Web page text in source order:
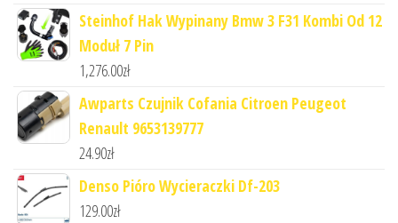
Steinhof Hak Wypinany Bmw 3 F31 Kombi Od 12
Moduł 7 Pin
1,276.00zł
Awparts Czujnik Cofania Citroen Peugeot
Renault 9653139777
24.90zł
Denso Pióro Wycieraczki Df-203
129.00zł